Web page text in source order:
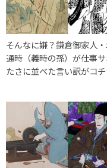
そんなに嫌？鎌倉御家人
通時（義時の孫）が仕事サ
たさに並べた言い訳がコチ